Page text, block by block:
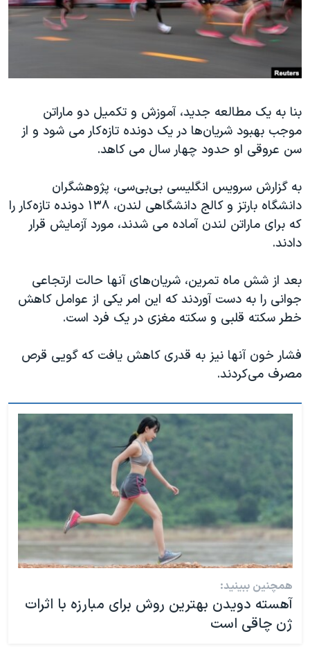
فرهنگ و زندگی
حقوق شهروندی
اسرائیل در جنگ
گالری عکس
مستندها
انتخابات ریاست جمهوری آمریکا ۲۰۲۴
حمله جمهوری اسلامی به اسرائیل
ورزش زنان در ایران
اعتراضات زن، زندگی، آزادی
تریبونال مردمی آبان ۹۸
دادگاه حمید نوری
چهل سال گروگان‌گیری
اعتراضات مردمی آبان ۹۸
اسرائیل در جنگ
همایش محافظه‌کاران آمریکا «سی‌پک»
سفر پرزیدنت ترامپ به چین
دنبال کنید
زبانهای مختلف
بنا به یک مطالعه جدید، آموزش و تکمیل دو ماراتن
موجب بهبود شریان‌ها در یک دونده تازه‌کار می شود و از
سن عروقی او حدود چهار سال می کاهد.
به گزارش سرویس انگلیسی بی‌بی‌سی، پژوهشگران
دانشگاه بارتز و کالج دانشگاهی لندن، ۱۳۸ دونده تازه‌کار را
که برای ماراتن لندن آماده می شدند، مورد آزمایش قرار
دادند.
بعد از شش ماه تمرین، شریان‌های آنها حالت ارتجاعی
جوانی را به دست آوردند که این امر یکی از عوامل کاهش
خطر سکته قلبی و سکته مغزی در یک فرد است.
فشار خون آنها نیز به قدری کاهش یافت که گویی قرص
مصرف می‌کردند.
همچنین ببینید:
آهسته دویدن بهترین روش برای مبارزه با اثرات
ژن چاقی است